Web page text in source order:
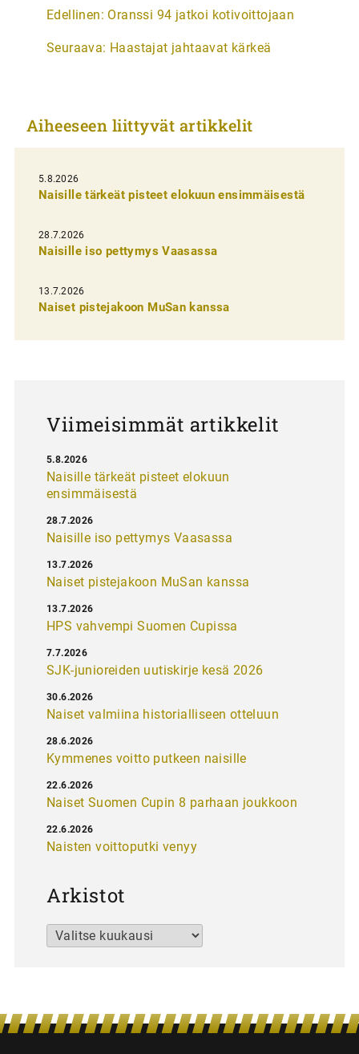
t
k
e
l
i
e
n
e
Edellinen: Oranssi 94 jatkoi kotivoittojaan
Seuraava: Haastajat jahtaavat kärkeä
Aiheeseen liittyvät artikkelit
5.8.2026
Naisille tärkeät pisteet elokuun ensimmäisestä
28.7.2026
Naisille iso pettymys Vaasassa
13.7.2026
Naiset pistejakoon MuSan kanssa
Viimeisimmät artikkelit
Naisille tärkeät pisteet elokuun
ensimmäisestä
5.8.2026
Naisille iso pettymys Vaasassa
28.7.2026
Naiset pistejakoon MuSan kanssa
13.7.2026
HPS vahvempi Suomen Cupissa
13.7.2026
SJK-junioreiden uutiskirje kesä 2026
7.7.2026
Naiset valmiina historialliseen otteluun
30.6.2026
Kymmenes voitto putkeen naisille
28.6.2026
Naiset Suomen Cupin 8 parhaan joukkoon
22.6.2026
Naisten voittoputki venyy
22.6.2026
Arkistot
Arkistot